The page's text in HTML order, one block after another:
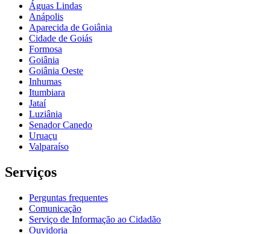
Águas Lindas
Anápolis
Aparecida de Goiânia
Cidade de Goiás
Formosa
Goiânia
Goiânia Oeste
Inhumas
Itumbiara
Jataí
Luziânia
Senador Canedo
Uruaçu
Valparaíso
Serviços
Perguntas frequentes
Comunicação
Serviço de Informação ao Cidadão
Ouvidoria